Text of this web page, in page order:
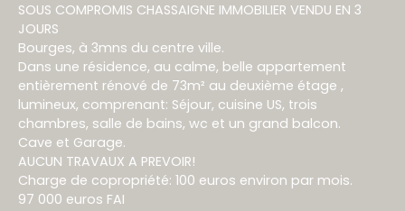
SOUS COMPROMIS CHASSAIGNE IMMOBILIER VENDU EN 3
JOURS
Bourges, à 3mns du centre ville.
Dans une résidence, au calme, belle appartement
entièrement rénové de 73m² au deuxième étage ,
lumineux, comprenant: Séjour, cuisine US, trois
chambres, salle de bains, wc et un grand balcon.
Cave et Garage.
AUCUN TRAVAUX A PREVOIR!
Charge de copropriété: 100 euros environ par mois.
97 000 euros FAI